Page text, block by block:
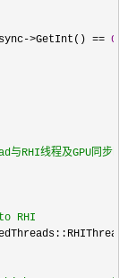
>GetInt() == 0
与RHI线程及GPU同步时
RHI